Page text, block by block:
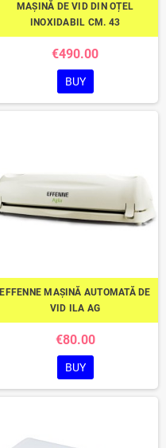
MAȘINĂ DE VID DIN OȚEL
INOXIDABIL CM. 43
€490.00
BUY
EFFENNE MAȘINĂ AUTOMATĂ DE
VID ILA AG
€80.00
BUY